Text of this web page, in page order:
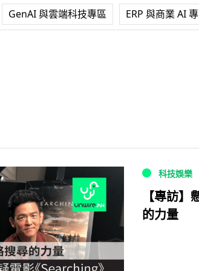
GenAI 與雲端科技專區 ERP 與商業 AI
科技娛樂
【專訪
的力量